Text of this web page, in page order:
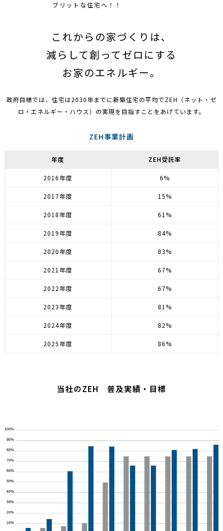
ブリットな住宅へ！！
これからの家づくりは、
減らして創ってゼロにする
お家のエネルギー。
政府目標では、住宅は2030年までに新築住宅の平均でZEH（ネット・ゼ
ロ・エネルギー・ハウス）の実現を目指すことをあげています。
ZEH事業計画
年度 ZEH受託率
2016年度 6%
2017年度 15%
2018年度 61%
2019年度 84%
2020年度 83%
2021年度 67%
2022年度 67%
2023年度 81%
2024年度 82%
2025年度 86%
当社のZEH 普及実績・⽬標